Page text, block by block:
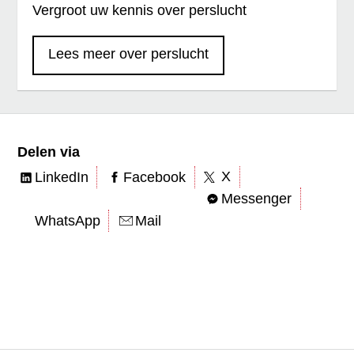
Vergroot uw kennis over perslucht
Lees meer over perslucht
Delen via
LinkedIn
Facebook
X
Messenger
WhatsApp
Mail